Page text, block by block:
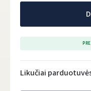
Likučiai